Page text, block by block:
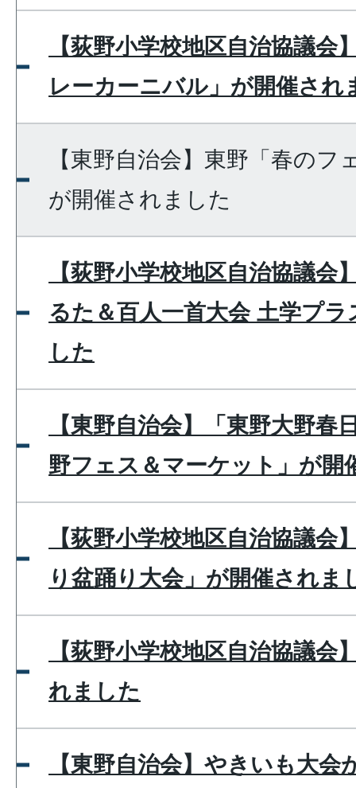
【荻野小学校地区自治協議会
レーカーニバル」が開催され
【東野自治会】東野「春のフ
が開催されました
【荻野小学校地区自治協議会
るた＆百人一首大会 土学プ
した
【東野自治会】「東野大野春
野フェス＆マーケット」が開
【荻野小学校地区自治協議会
り盆踊り大会」が開催されま
【荻野小学校地区自治協議会
れました
【東野自治会】やきいも大会